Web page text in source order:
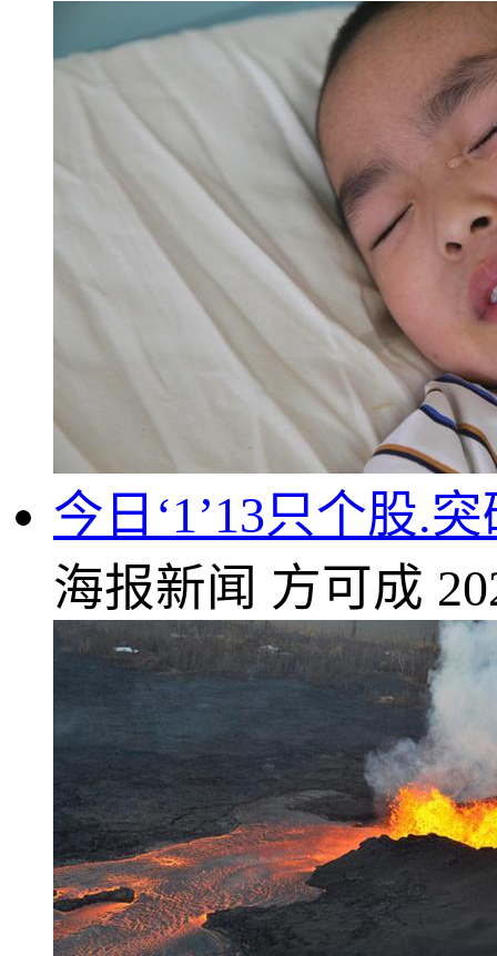
今日‘1’13只个股.
海报新闻 方可成